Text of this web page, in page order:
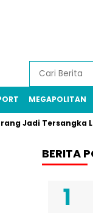
MEGAPOLITAN
Tersangka
BERITA